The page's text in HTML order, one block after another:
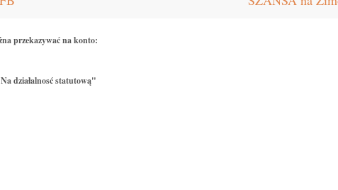
przekazywać na konto:
działalnosć statutową"